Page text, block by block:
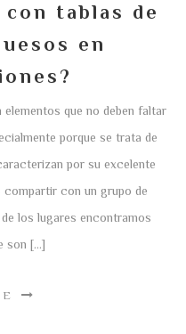
tablas de
en
que no deben faltar
porque se trata de
por su excelente
con un grupo de
los lugares encontramos
son […]